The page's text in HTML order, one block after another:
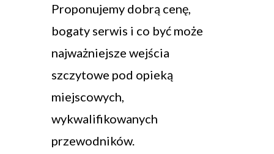
Proponujemy dobrą cenę,
bogaty serwis i co być może
najważniejsze wejścia
szczytowe pod opieką
miejscowych,
wykwalifikowanych
przewodników.